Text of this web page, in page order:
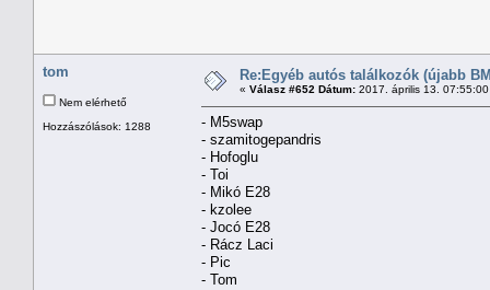
tom
Nem elérhető
Hozzászólások: 1288
Re:Egyéb autós találkozók (újabb
« Válasz #652 Dátum: 2017. április 13.
- M5swap
- szamitogepandris
- Hofoglu
- Toi
- Mikó E28
- kzolee
- Jocó E28
- Rácz Laci
- Pic
- Tom